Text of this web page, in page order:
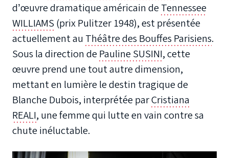
d’œuvre dramatique américain deTennessee
WILLIAMS (prix Pulitzer 1948), est présentée
actuellement au Théâtre des Bouffes Parisiens.
Sous la direction dePauline SUSINI, cette
œuvre prend une tout autre dimension,
mettant en lumière le destin tragique de
Blanche Dubois, interprétée parCristiana
REALI, une femme qui lutte en vain contre sa
chute inéluctable.